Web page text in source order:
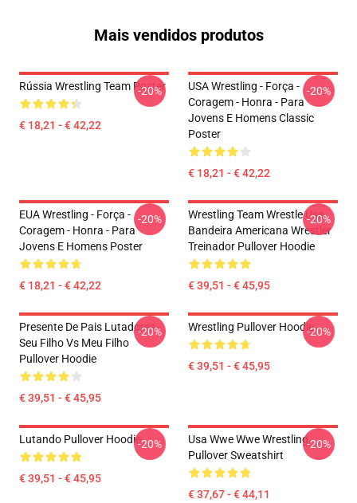
Mais vendidos produtos
Rússia Wrestling Team Poster
€ 18,21 - € 42,22
-20%
USA Wrestling - Força -
Coragem - Honra - Para
Jovens E Homens Classic
Poster
€ 18,21 - € 42,22
-20%
EUA Wrestling - Força -
Coragem - Honra - Para
Jovens E Homens Poster
€ 18,21 - € 42,22
-20%
Wrestling Team Wrestle Usa
Bandeira Americana Wrestler
Treinador Pullover Hoodie
€ 39,51 - € 45,95
-20%
Presente De Pais Lutadores -
Seu Filho Vs Meu Filho
Pullover Hoodie
€ 39,51 - € 45,95
-20% Wrestling Pullover Hoodie
€ 39,51 - € 45,95
-20%
Lutando Pullover Hoodie
€ 39,51 - € 45,95
-20%
Usa Wwe Wwe Wrestling
Pullover Sweatshirt
€ 37,67 - € 44,11
-20%